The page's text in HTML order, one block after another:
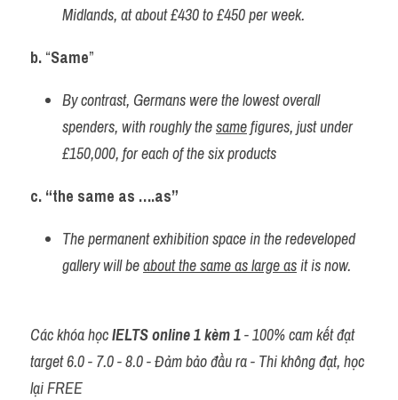
Midlands, at about £430 to £450 per week.
b. “Same”
By contrast, Germans were the lowest overall
spenders, with roughly the same figures, just under
£150,000, for each of the six products
c. “the same as ….as”
The permanent exhibition space in the redeveloped
gallery will be about the same as large as it is now.
Các khóa học IELTS online 1 kèm 1 - 100% cam kết đạt
target 6.0 - 7.0 - 8.0 - Đảm bảo đầu ra - Thi không đạt, học
lại FREE